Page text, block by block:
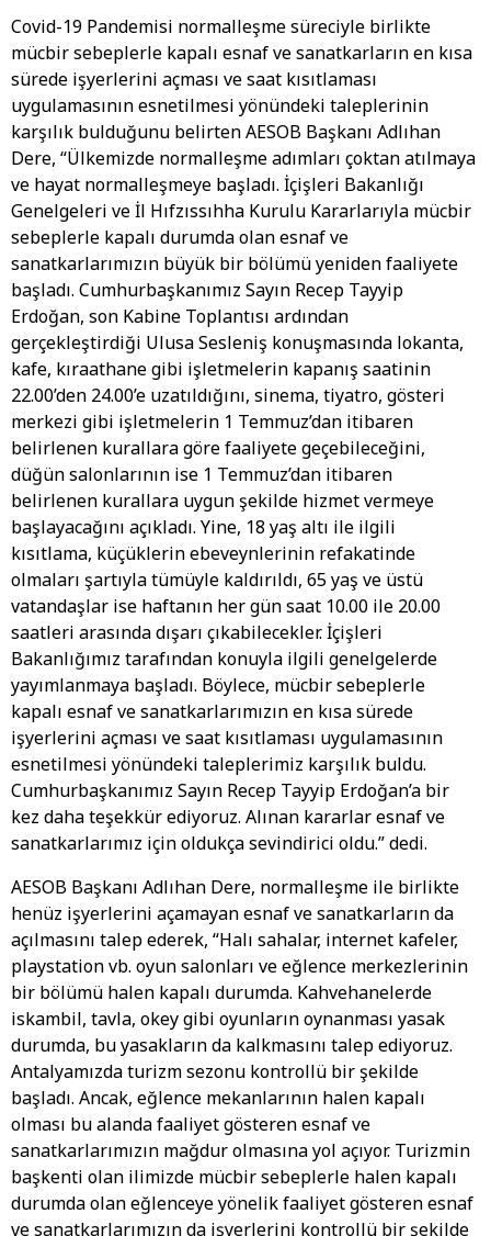
Covid-19 Pandemisi normalleşme süreciyle birlikte
mücbir sebeplerle kapalı esnaf ve sanatkarların en kısa
sürede işyerlerini açması ve saat kısıtlaması
uygulamasının esnetilmesi yönündeki taleplerinin
karşılık bulduğunu belirten AESOB Başkanı Adlıhan
Dere, “Ülkemizde normalleşme adımları çoktan atılmaya
ve hayat normalleşmeye başladı. İçişleri Bakanlığı
Genelgeleri ve İl Hıfzıssıhha Kurulu Kararlarıyla mücbir
sebeplerle kapalı durumda olan esnaf ve
sanatkarlarımızın büyük bir bölümü yeniden faaliyete
başladı. Cumhurbaşkanımız Sayın Recep Tayyip
Erdoğan, son Kabine Toplantısı ardından
gerçekleştirdiği Ulusa Sesleniş konuşmasında lokanta,
kafe, kıraathane gibi işletmelerin kapanış saatinin
22.00’den 24.00’e uzatıldığını, ️sinema, tiyatro, gösteri
merkezi gibi işletmelerin 1 Temmuz’dan itibaren
belirlenen kurallara göre faaliyete geçebileceğini,
düğün salonlarının ise 1 Temmuz’dan itibaren
belirlenen kurallara uygun şekilde hizmet vermeye
başlayacağını açıkladı. Yine, 18 yaş altı ile ilgili
kısıtlama, küçüklerin ebeveynlerinin refakatinde
olmaları şartıyla tümüyle kaldırıldı, 65 yaş ve üstü
vatandaşlar ise haftanın her gün saat 10.00 ile 20.00
saatleri arasında dışarı çıkabilecekler. İçişleri
Bakanlığımız tarafından konuyla ilgili genelgelerde
yayımlanmaya başladı. Böylece, mücbir sebeplerle
kapalı esnaf ve sanatkarlarımızın en kısa sürede
işyerlerini açması ve saat kısıtlaması uygulamasının
esnetilmesi yönündeki taleplerimiz karşılık buldu.
Cumhurbaşkanımız Sayın Recep Tayyip Erdoğan’a bir
kez daha teşekkür ediyoruz. Alınan kararlar esnaf ve
sanatkarlarımız için oldukça sevindirici oldu.” dedi.
AESOB Başkanı Adlıhan Dere, normalleşme ile birlikte
henüz işyerlerini açamayan esnaf ve sanatkarların da
açılmasını talep ederek, “Halı sahalar, internet kafeler,
playstation vb. oyun salonları ve eğlence merkezlerinin
bir bölümü halen kapalı durumda. Kahvehanelerde
iskambil, tavla, okey gibi oyunların oynanması yasak
durumda, bu yasakların da kalkmasını talep ediyoruz.
Antalyamızda turizm sezonu kontrollü bir şekilde
başladı. Ancak, eğlence mekanlarının halen kapalı
olması bu alanda faaliyet gösteren esnaf ve
sanatkarlarımızın mağdur olmasına yol açıyor. Turizmin
başkenti olan ilimizde mücbir sebeplerle halen kapalı
durumda olan eğlenceye yönelik faaliyet gösteren esnaf
ve sanatkarlarımızın da işyerlerini kontrollü bir şekilde